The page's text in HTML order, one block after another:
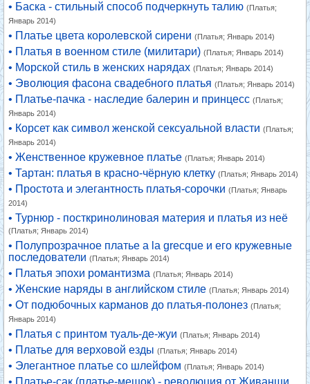
• Баска - стильный способ подчеркнуть талию (Платья;
Январь 2014)
• Платье цвета королевской сирени (Платья; Январь 2014)
• Платья в военном стиле (милитари) (Платья; Январь 2014)
• Морской стиль в женских нарядах (Платья; Январь 2014)
• Эволюция фасона свадебного платья (Платья; Январь 2014)
• Платье-пачка - наследие балерин и принцесс (Платья;
Январь 2014)
• Корсет как символ женской сексуальной власти (Платья;
Январь 2014)
• Женственное кружевное платье (Платья; Январь 2014)
• Тартан: платья в красно-чёрную клетку (Платья; Январь 2014)
• Простота и элегантность платья-сорочки (Платья; Январь
2014)
• Турнюр - посткринолиновая материя и платья из неё
(Платья; Январь 2014)
• Полупрозрачное платье a la grecque и его кружевные
последователи (Платья; Январь 2014)
• Платья эпохи романтизма (Платья; Январь 2014)
• Женские наряды в английском стиле (Платья; Январь 2014)
• От подюбочных карманов до платья-полонез (Платья;
Январь 2014)
• Платья с принтом туаль-де-жуи (Платья; Январь 2014)
• Платье для верховой езды (Платья; Январь 2014)
• Элегантное платье со шлейфом (Платья; Январь 2014)
• Платье-сак (платье-мешок) - революция от Живанши